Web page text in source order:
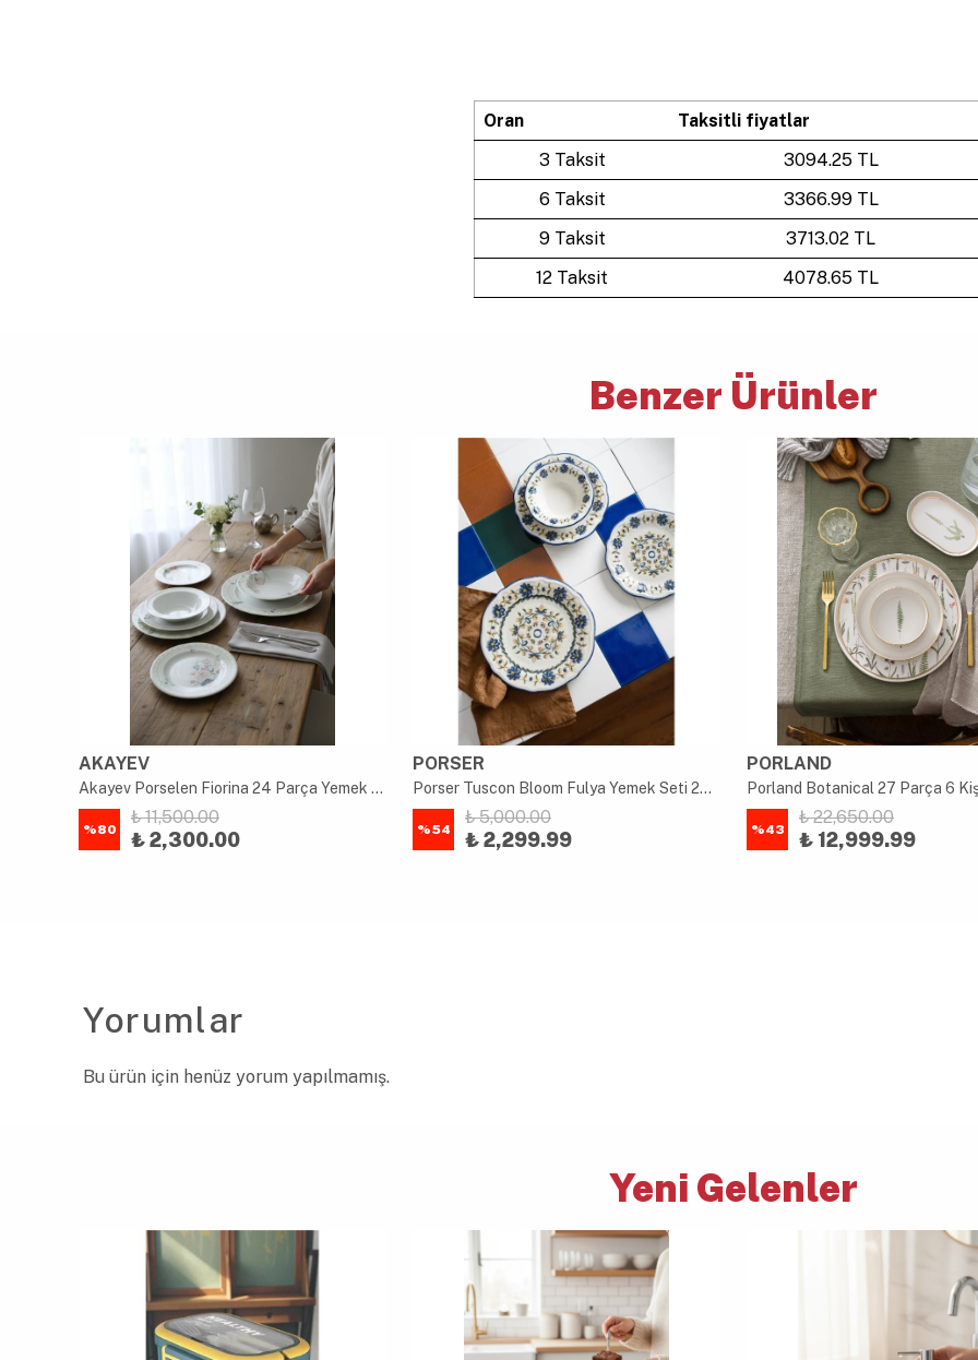
Oran
Taksitli fiyatlar
3 Taksit
3094.25 TL
6 Taksit
3366.99 TL
9 Taksit
3713.02 TL
12 Taksit
4078.65 TL
Benzer Ürünler
AKAYEV
Akayev Porselen Fiorina 24 Parça Yemek Takımı
%80
₺ 11,500.00
₺ 2,300.00
PORSER
Porser Tuscon Bloom Fulya Yemek Seti 24 Parça
%54
₺ 5,000.00
₺ 2,299.99
PORLAND
%43
₺ 22,650.00
₺ 12,999.99
Yorumlar
Bu ürün için henüz yorum yapılmamış.
Yeni Gelenler